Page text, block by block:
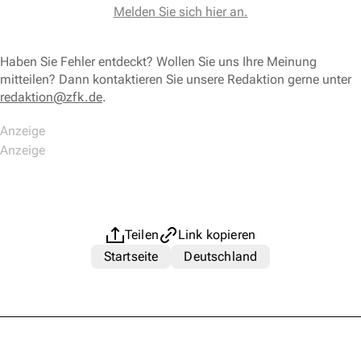
Melden Sie sich hier an.
Haben Sie Fehler entdeckt? Wollen Sie uns Ihre Meinung
mitteilen? Dann kontaktieren Sie unsere Redaktion gerne unter
redaktion@zfk.de.
Teilen
Link kopieren
Startseite
Deutschland